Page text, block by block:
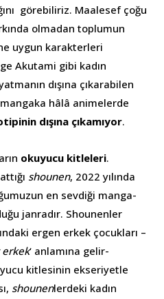
görebiliriz. Maalesef çoğu
olmadan toplumun
uygun karakterleri
Akutami gibi kadın
dışına çıkarabilen
hâlâ animelerde
dışına çıkamıyor.
okuyucu kitleleri.
shounen, 2022 yılında
en sevdiği manga-
janradır. Shounenler
ergen erkek çocukları –
erkek‘ anlamına gelir-
kitlesinin ekseriyetle
shounenlerdeki kadın